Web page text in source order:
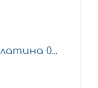
0...